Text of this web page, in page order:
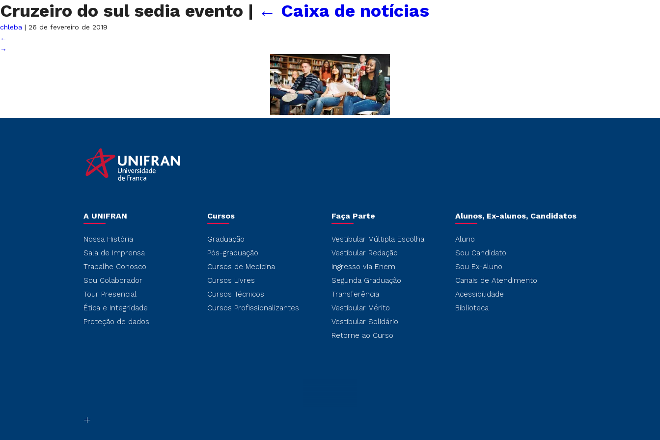
Cruzeiro do sul sedia evento | ← Caixa de notícias
chleba | 26 de fevereiro de 2019
←
→
A UNIFRAN
Nossa História
Sala de Imprensa
Trabalhe Conosco
Sou Colaborador
Tour Presencial
Ética e Integridade
Proteção de dados
Cursos
Graduação
Pós-graduação
Cursos de Medicina
Cursos Livres
Cursos Técnicos
Cursos Profissionalizantes
Faça Parte
Vestibular Múltipla Escolha
Vestibular Redação
Ingresso via Enem
Segunda Graduação
Transferência
Vestibular Mérito
Vestibular Solidário
Retorne ao Curso
Alunos, Ex-alunos, Candidatos
Aluno
Sou Candidato
Sou Ex-Aluno
Canais de Atendimento
Acessibilidade
Biblioteca